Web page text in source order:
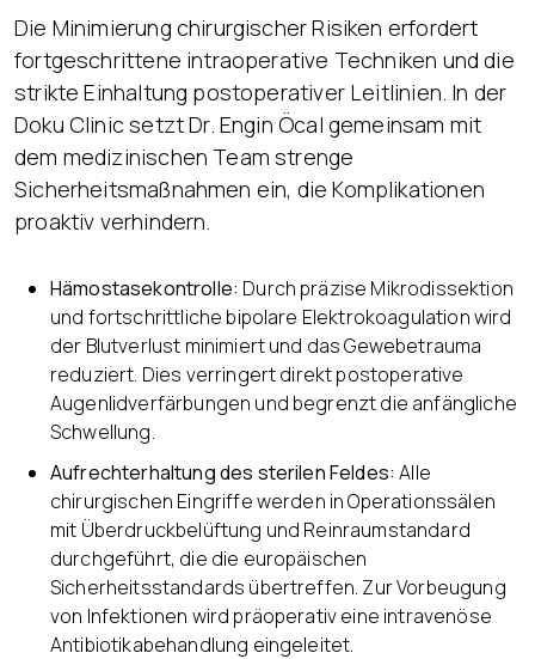
Die Minimierung chirurgischer Risiken erfordert
fortgeschrittene intraoperative Techniken und die
strikte Einhaltung postoperativer Leitlinien. In der
Doku Clinic setzt Dr. Engin Öcal gemeinsam mit
dem medizinischen Team strenge
Sicherheitsmaßnahmen ein, die Komplikationen
proaktiv verhindern.
Hämostasekontrolle: Durch präzise Mikrodissektion
und fortschrittliche bipolare Elektrokoagulation wird
der Blutverlust minimiert und das Gewebetrauma
reduziert. Dies verringert direkt postoperative
Augenlidverfärbungen und begrenzt die anfängliche
Schwellung.
Aufrechterhaltung des sterilen Feldes: Alle
chirurgischen Eingriffe werden in Operationssälen
mit Überdruckbelüftung und Reinraumstandard
durchgeführt, die die europäischen
Sicherheitsstandards übertreffen. Zur Vorbeugung
von Infektionen wird präoperativ eine intravenöse
Antibiotikabehandlung eingeleitet.